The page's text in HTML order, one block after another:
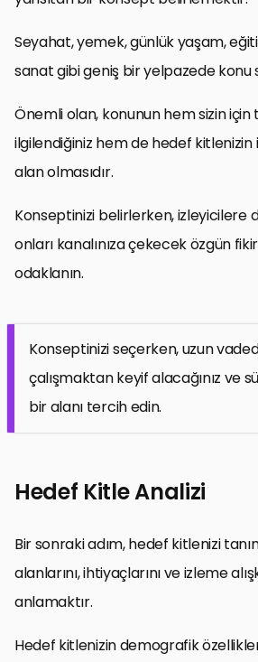
Seyahat, yemek, günlük yaşam,
sanat gibi geniş bir yelpazede konu
Önemli olan, konunun hem sizin
ilgilendiğiniz hem de hedef
alan olmasıdır.
Konseptinizi belirlerken, izleyicilere
onları kanalınıza çekecek özgün
odaklanın.
Konseptinizi seçerken, uzun
çalışmaktan keyif alacağınız ve
bir alanı tercih edin.
Hedef Kitle Analizi
Bir sonraki adım, hedef kitlenizi
alanlarını, ihtiyaçlarını ve izleme
anlamaktır.
Hedef kitlenizin demografik